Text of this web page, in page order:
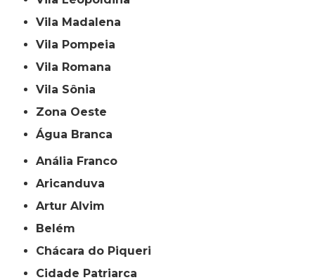
Vila Madalena
Vila Pompeia
Vila Romana
Vila Sônia
Zona Oeste
Água Branca
Anália Franco
Aricanduva
Artur Alvim
Belém
Chácara do Piqueri
Cidade Patriarca